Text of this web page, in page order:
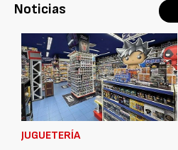
Noticias
JUGUETERÍA